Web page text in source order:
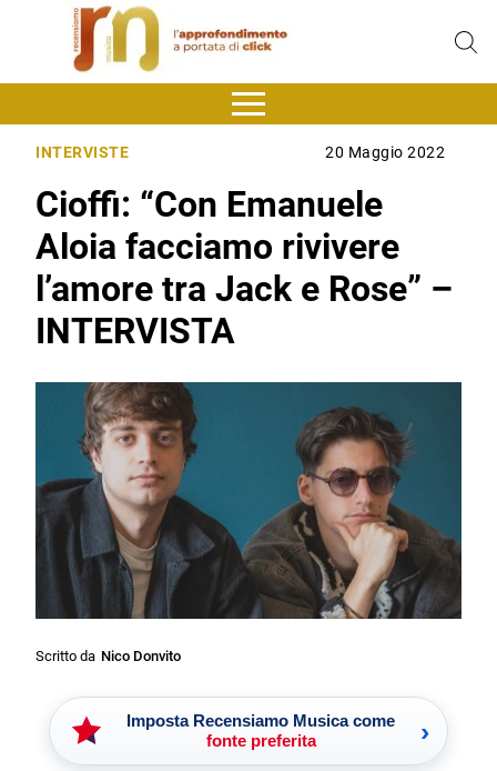
INTERVISTE 20 Maggio 2022
Cioffi: “Con Emanuele
Aloia facciamo rivivere
l’amore tra Jack e Rose” –
INTERVISTA
Scritto da Nico Donvito
Imposta Recensiamo Musica come
fonte preferita
›